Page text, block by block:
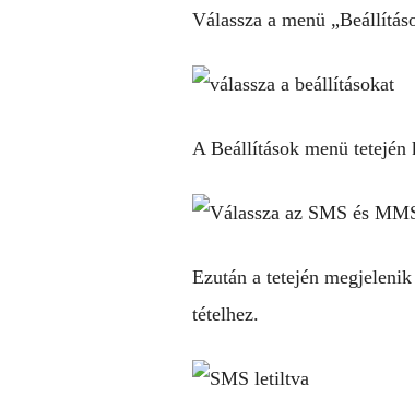
Válassza a menü
A Beállítások menü tetején
Ezután a tetején
tételhez.